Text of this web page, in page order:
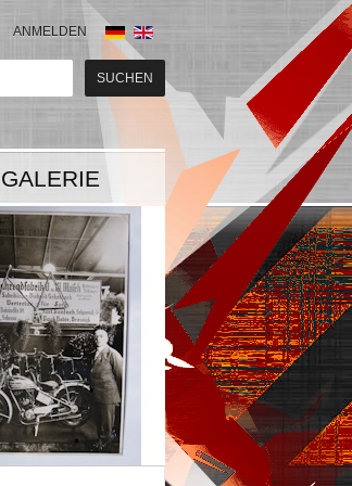
ANMELDEN
GALERIE